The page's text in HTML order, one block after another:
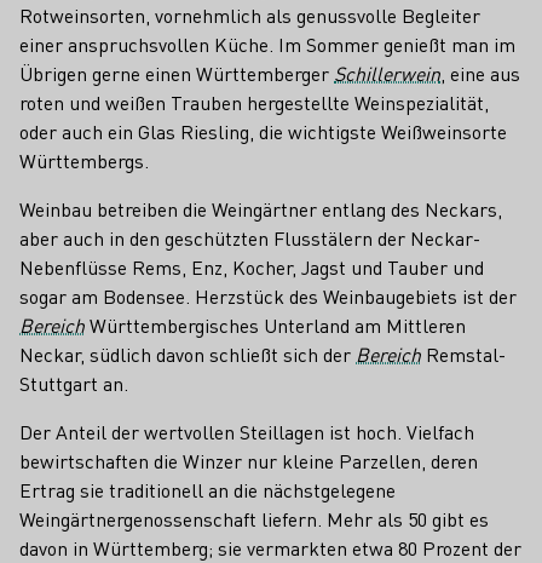
Rotweinsorten, vornehmlich als genussvolle Begleiter
einer anspruchsvollen Küche. Im Sommer genießt man im
Übrigen gerne einen Württemberger Schillerwein , eine aus
roten und weißen Trauben hergestellte Weinspezialität,
oder auch ein Glas Riesling, die wichtigste Weißweinsorte
Württembergs.
Weinbau betreiben die Weingärtner entlang des Neckars,
aber auch in den geschützten Flusstälern der Neckar-
Nebenflüsse Rems, Enz, Kocher, Jagst und Tauber und
sogar am Bodensee. Herzstück des Weinbaugebiets ist der
BereichWürttembergisches Unterland am Mittleren
Neckar, südlich davon schließt sich der Bereich Remstal-
Stuttgart an.
Der Anteil der wertvollen Steillagen ist hoch. Vielfach
bewirtschaften die Winzer nur kleine Parzellen, deren
Ertrag sie traditionell an die nächstgelegene
Weingärtnergenossenschaft liefern. Mehr als 50 gibt es
davon in Württemberg; sie vermarkten etwa 80 Prozent der